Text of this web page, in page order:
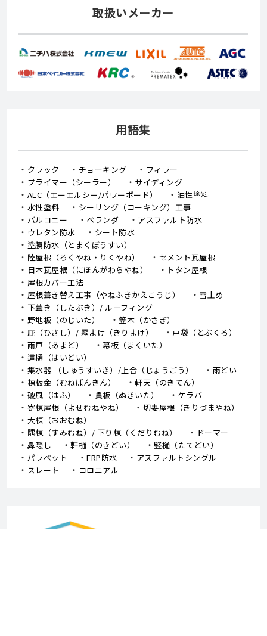
取扱いメーカー
用語集
クラック チョーキング
フィラー
プライマー（シーラー）
サイディング
ALC（エーエルシー/パワーボード）
油性塗料
水性塗料
シーリング（コーキング）工事
バルコニー
ベランダ
アスファルト防水
ウレタン防水
シート防水
塗膜防水（とまくぼうすい）
陸屋根（ろくやね・りくやね）
セメント瓦屋根
日本瓦屋根（にほんがわらやね）
トタン屋根
屋根カバー工法
屋根葺き替え工事（やねふきかえこうじ）
雪止め
下葺き（したぶき）/ ルーフィング
野地板（のじいた）
笠木（かさぎ）
庇（ひさし）/ 霧よけ（きりよけ）
戸袋（とぶくろ）
雨戸（あまど）
幕板（まくいた）
這樋（はいどい）
集水器 （しゅうすいき）/上合（じょうごう）
雨どい
棟板金（むねばんきん）
軒天（のきてん）
破風（はふ）
貫板（ぬきいた）
ケラバ
寄棟屋根（よせむねやね）
切妻屋根（きりづまやね）
大棟（おおむね）
隅棟（すみむね）/ 下り棟（くだりむね）
ドーマー
鼻隠し
軒樋（のきどい）
竪樋（たてどい）
パラペット
FRP防水
アスファルトシングル
スレート
コロニアル